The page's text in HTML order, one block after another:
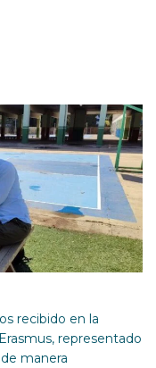
recibido en la
representado
manera